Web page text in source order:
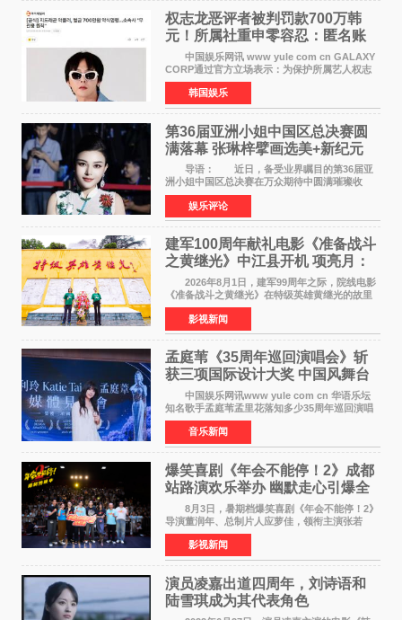
权志龙恶评者被判罚款700万韩
元！所属社重申零容忍：匿名账
号也难逃刑责
中国娱乐网讯 www yule com cn GALAXY
CORP通过官方立场表示：为保护所属艺人权志
龙的名誉和权益，将持续对网络上发生的名誉损
害、散布虚假事实、侮辱、恶意诽谤等行为采取
法律应对措施。
韩国娱乐
第36届亚洲小姐中国区总决赛圆
满落幕 张琳梓擘画选美+新纪元
导语： 近日，备受业界瞩目的第36届亚
洲小姐中国区总决赛在万众期待中圆满璀璨收
官。整场盛典汇聚万千芳华，不仅完成了新一届
美丽代言人的加冕选拔，更在行业发展层面带来
颠覆性突破。活动
娱乐评论
建军100周年献礼电影《准备战斗
之黄继光》中江县开机 项亮月：
以光影为笔，书写英雄赞歌
2026年8月1日，建军99周年之际，院线电影
《准备战斗之黄继光》在特级英雄黄继光的故里
——四川省德阳市中江县黄继光出生地正式开
机。本片出品人、总制片人项亮月主持开机仪
式，&zwnj;特级英雄
影视新闻
孟庭苇《35周年巡回演唱会》斩
获三项国际设计大奖 中国风舞台
美学获全球认可
中国娱乐网讯www yule com cn 华语乐坛
知名歌手孟庭苇孟里花落知多少35周年巡回演唱
会再传喜讯。该演唱会先后荣获美国MUSE
Creative Awards白金奖（Platinum Winner）、
英国London Design
音乐新闻
爆笑喜剧《年会不能停！2》成都
站路演欢乐举办 幽默走心引爆全
场共鸣
8月3日，暑期档爆笑喜剧《年会不能停！2》
导演董润年、总制片人应萝佳，领衔主演张若
昀、白客，惊喜出演庄达菲，特别主演孙艺洲，
特别出演田雨，友情出演欧阳奋强出席成都路
演，与观众近距离互
影视新闻
演员凌嘉出道四周年，刘诗语和
陆雪琪成为其代表角色